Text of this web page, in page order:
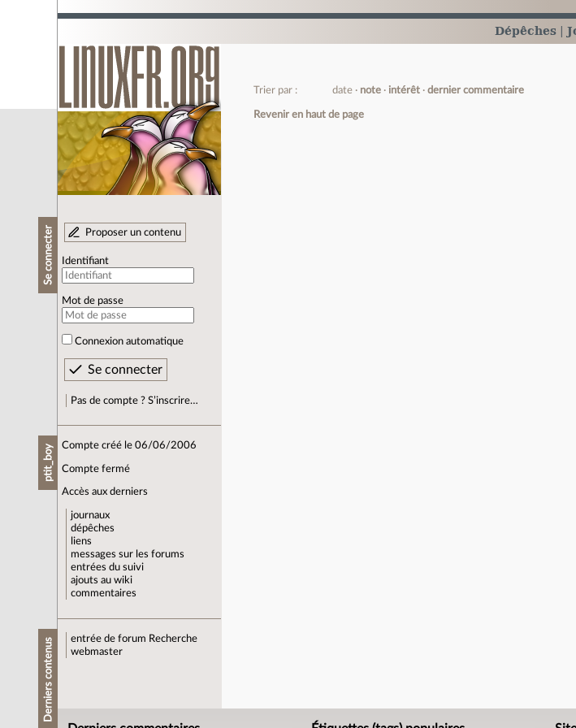
Dépêches
Se connecter Proposer un contenu
Identifiant
Mot de passe
Connexion automatique
Pas de compte ? S’inscrire…
ptit_boy Compte créé le 06/06/2006
Compte fermé
Accès aux derniers
journaux
dépêches
liens
messages sur les forums
entrées du suivi
ajouts au wiki
commentaires
Derniers contenus entrée de forum Recherche
webmaster
Trier par : date note intérêt dernier commentaire
Revenir en haut de page